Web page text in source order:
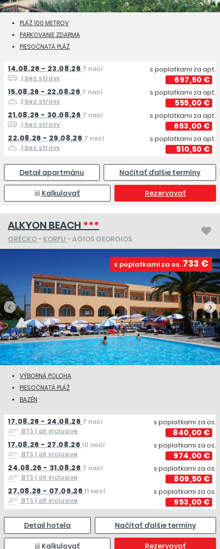
PLÁŽ 100 METROV
PARKOVANIE ZDARMA
PIESOČNATÁ PLÁŽ
14.08.26 - 23.08.26 7 nocí
| bez stravy
s poplatkami za apt.
697,50 €
15.08.26 - 22.08.26 7 nocí
| bez stravy
s poplatkami za apt.
555,00 €
21.08.26 - 30.08.26 7 nocí
| bez stravy
s poplatkami za apt.
653,00 €
22.08.26 - 29.08.26 7 nocí
| bez stravy
s poplatkami za apt.
510,50 €
Detail apartmánu Načítať ďalšie termíny
Kalkulovať Rezervovať
ALKYON BEACH ***
GRÉCKO- KORFU - AGIOS GEORGIOS
s poplatkami za os. 733 €
VÝBORNÁ POLOHA
PIESOČNATÁ PLÁŽ
BAZÉN
17.08.26 - 24.08.26 7 nocí
BTS| all inclusive
s poplatkami za os.
840,00 €
17.08.26 - 27.08.26 10 nocí
BTS| all inclusive
s poplatkami za os.
974,00 €
24.08.26 - 31.08.26 7 nocí
BTS| all inclusive
s poplatkami za os.
809,50 €
27.08.26 - 07.09.26 11 nocí
BTS| all inclusive
s poplatkami za os.
953,00 €
Detail hotela Načítať ďalšie termíny
Kalkulovať Rezervovať